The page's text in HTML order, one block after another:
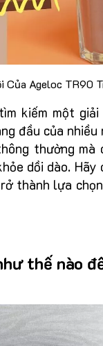
Của Ageloc TR90
kiếm một
đầu của nhiều
thường
dồi dào.
thành lựa
thế nào